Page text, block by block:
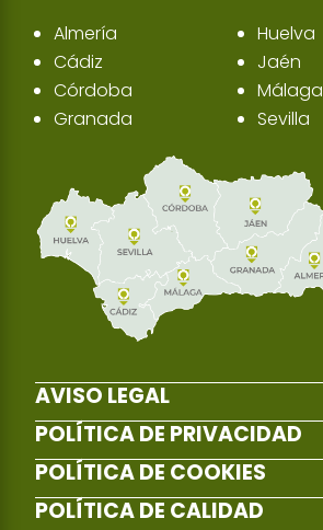
Almería
Cádiz
Córdoba
Granada
Huelva
Jaén
Málaga
Sevilla
AVISO LEGAL
POLÍTICA DE PRIVACIDAD
POLÍTICA DE COOKIES
POLÍTICA DE CALIDAD